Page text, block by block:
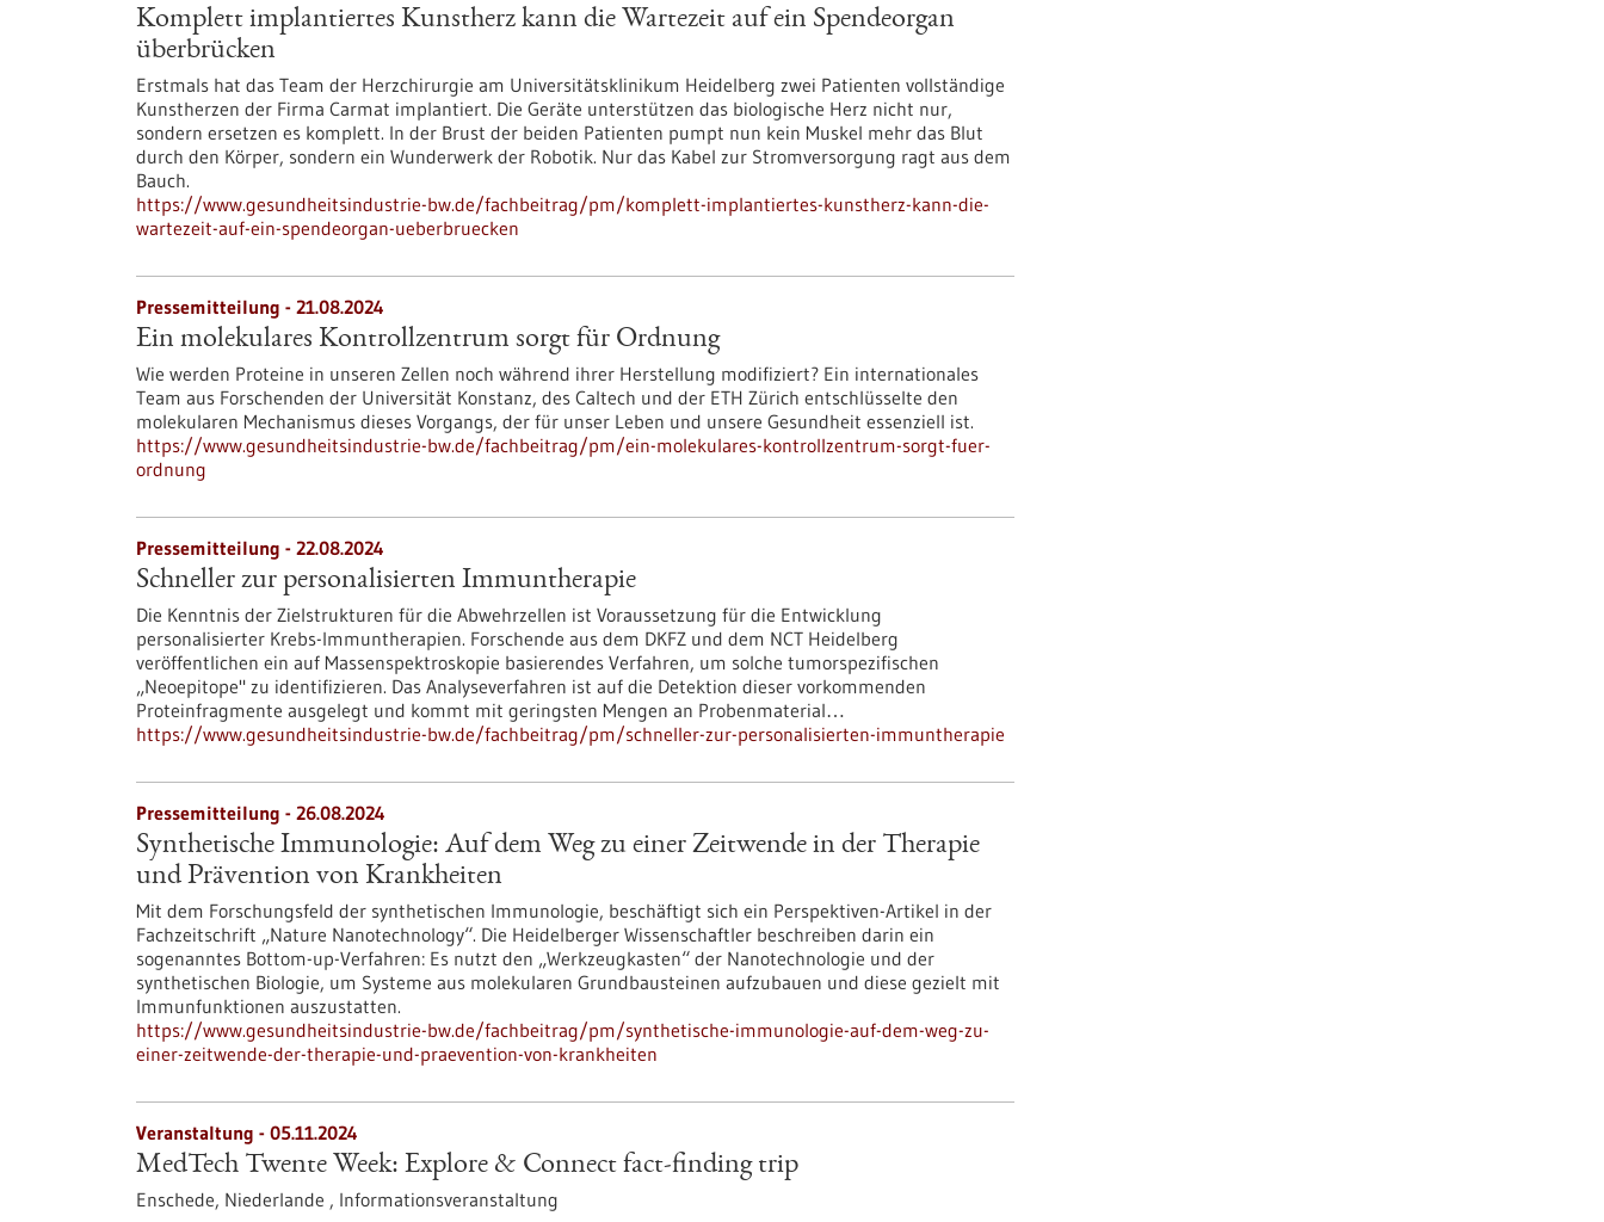
Komplett implantiertes Kunstherz kann die Wartezeit auf ein Spendeorgan
überbrücken
Erstmals hat das Team der Herzchirurgie am Universitätsklinikum Heidelberg zwei Patienten vollständige
Kunstherzen der Firma Carmat implantiert. Die Geräte unterstützen das biologische Herz nicht nur,
sondern ersetzen es komplett. In der Brust der beiden Patienten pumpt nun kein Muskel mehr das Blut
durch den Körper, sondern ein Wunderwerk der Robotik. Nur das Kabel zur Stromversorgung ragt aus dem
Bauch.
https://www.gesundheitsindustrie-bw.de/fachbeitrag/pm/komplett-implantiertes-kunstherz-kann-die-
wartezeit-auf-ein-spendeorgan-ueberbruecken
Pressemitteilung - 21.08.2024
Ein molekulares Kontrollzentrum sorgt für Ordnung
Wie werden Proteine in unseren Zellen noch während ihrer Herstellung modifiziert? Ein internationales
Team aus Forschenden der Universität Konstanz, des Caltech und der ETH Zürich entschlüsselte den
molekularen Mechanismus dieses Vorgangs, der für unser Leben und unsere Gesundheit essenziell ist.
https://www.gesundheitsindustrie-bw.de/fachbeitrag/pm/ein-molekulares-kontrollzentrum-sorgt-fuer-
ordnung
Pressemitteilung - 22.08.2024
Schneller zur personalisierten Immuntherapie
Die Kenntnis der Zielstrukturen für die Abwehrzellen ist Voraussetzung für die Entwicklung
personalisierter Krebs-Immuntherapien. Forschende aus dem DKFZ und dem NCT Heidelberg
veröffentlichen ein auf Massenspektroskopie basierendes Verfahren, um solche tumorspezifischen
„Neoepitope" zu identifizieren. Das Analyseverfahren ist auf die Detektion dieser vorkommenden
Proteinfragmente ausgelegt und kommt mit geringsten Mengen an Probenmaterial…
https://www.gesundheitsindustrie-bw.de/fachbeitrag/pm/schneller-zur-personalisierten-immuntherapie
Pressemitteilung - 26.08.2024
Synthetische Immunologie: Auf dem Weg zu einer Zeitwende in der Therapie
und Prävention von Krankheiten
Mit dem Forschungsfeld der synthetischen Immunologie, beschäftigt sich ein Perspektiven-Artikel in der
Fachzeitschrift „Nature Nanotechnology“. Die Heidelberger Wissenschaftler beschreiben darin ein
sogenanntes Bottom-up-Verfahren: Es nutzt den „Werkzeugkasten“ der Nanotechnologie und der
synthetischen Biologie, um Systeme aus molekularen Grundbausteinen aufzubauen und diese gezielt mit
Immunfunktionen auszustatten.
https://www.gesundheitsindustrie-bw.de/fachbeitrag/pm/synthetische-immunologie-auf-dem-weg-zu-
einer-zeitwende-der-therapie-und-praevention-von-krankheiten
Veranstaltung - 05.11.2024
MedTech Twente Week: Explore & Connect fact-finding trip
Enschede, Niederlande , Informationsveranstaltung